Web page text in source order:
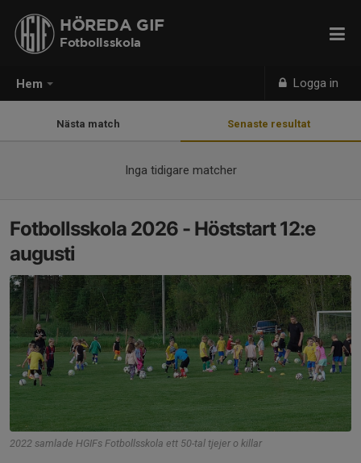
Hem Logga in
HÖREDA GIF
Fotbollsskola
Nästa match Senaste resultat
Inga tidigare matcher
Fotbollsskola 2026 - Höststart 12:e
augusti
2022 samlade HGIFs Fotbollsskola ett 50-tal tjejer o killar